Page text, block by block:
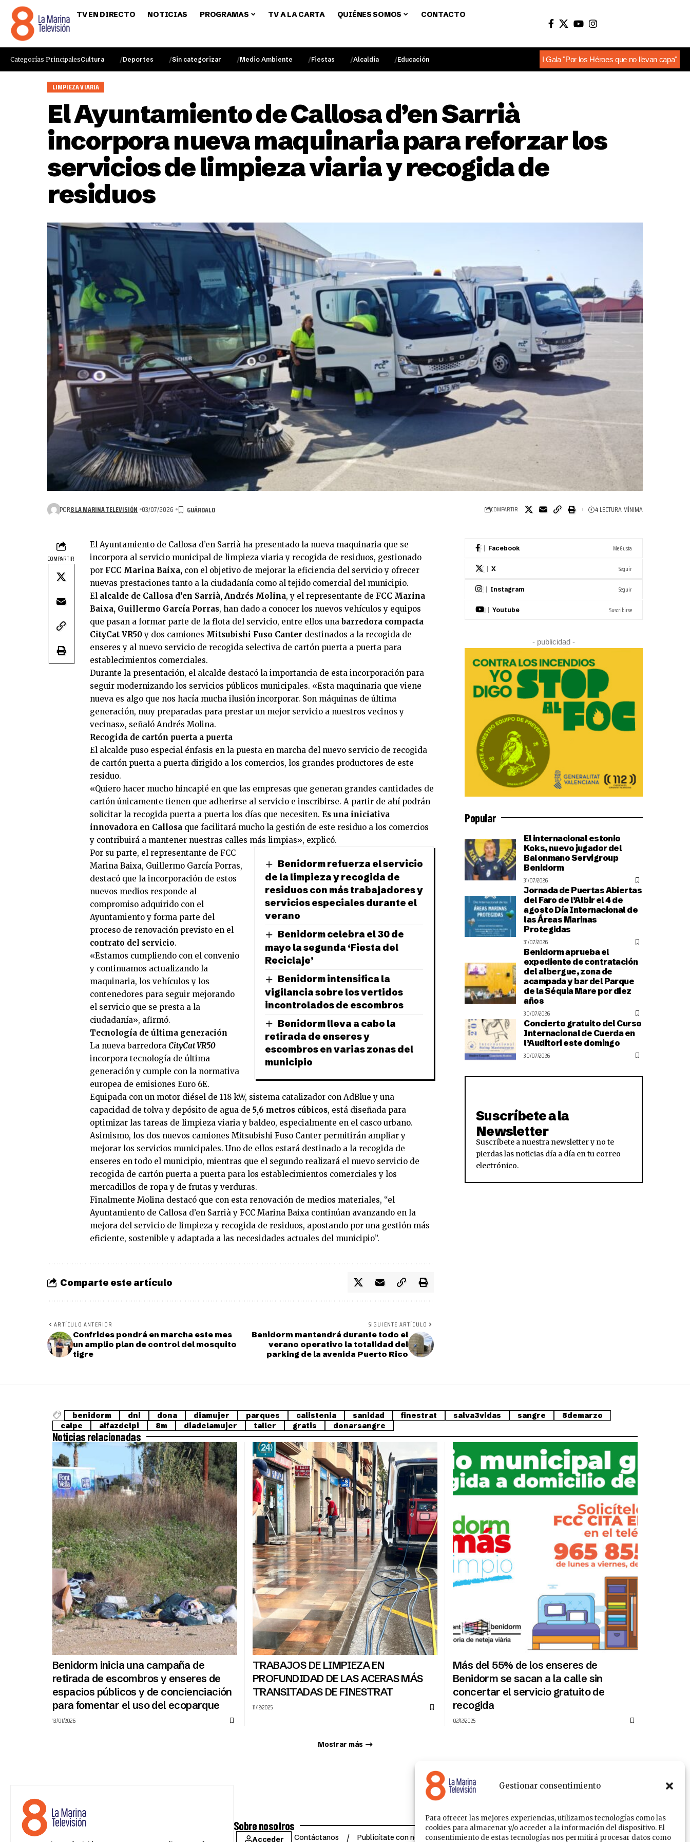
Gestionar consentimiento
Para ofrecer las mejores experiencias, utilizamos tecnologías como las
cookies para almacenar y/o acceder a la información del dispositivo. El
consentimiento de estas tecnologías nos permitirá procesar datos como
TV EN DIRECTO NOTICIAS PROGRAMAS TV A LA CARTA QUIÉNES SOMOS CONTACTO
Categorías PrincipalesCultura Deportes Sin categorizar Medio Ambiente Fiestas Alcaldia Educación I Gala "Por los Héroes que no llevan capa"
LIMPIEZA VIARIA
El Ayuntamiento de Callosa d’en Sarrià
incorpora nueva maquinaria para reforzar los
servicios de limpieza viaria y recogida de
residuos
POR8 LA MARINA TELEVISIÓN 03/07/2026 COMPARTIR 4 LECTURA MÍNIMA
COMPARTIR
El Ayuntamiento de Callosa d’en Sarrià ha presentado la nueva maquinaria que se
incorpora al servicio municipal de limpieza viaria y recogida de residuos, gestionado
por FCC Marina Baixa, con el objetivo de mejorar la eficiencia del servicio y ofrecer
nuevas prestaciones tanto a la ciudadanía como al tejido comercial del municipio.
El alcalde de Callosa d’en Sarrià, Andrés Molina, y el representante de FCC Marina
Baixa, Guillermo García Porras, han dado a conocer los nuevos vehículos y equipos
que pasan a formar parte de la flota del servicio, entre ellos una barredora compacta
CityCat VR50y dos camiones Mitsubishi Fuso Canter destinados a la recogida de
enseres y al nuevo servicio de recogida selectiva de cartón puerta a puerta para
establecimientos comerciales.
Durante la presentación, el alcalde destacó la importancia de esta incorporación para
seguir modernizando los servicios públicos municipales. «Esta maquinaria que viene
nueva es algo que nos hacía mucha ilusión incorporar. Son máquinas de última
generación, muy preparadas para prestar un mejor servicio a nuestros vecinos y
vecinas», señaló Andrés Molina.
Recogida de cartón puerta a puerta
El alcalde puso especial énfasis en la puesta en marcha del nuevo servicio de recogida
de cartón puerta a puerta dirigido a los comercios, los grandes productores de este
residuo.
«Quiero hacer mucho hincapié en que las empresas que generan grandes cantidades de
cartón únicamente tienen que adherirse al servicio e inscribirse. A partir de ahí podrán
solicitar la recogida puerta a puerta los días que necesiten. Es una iniciativa
innovadora en Callosa que facilitará mucho la gestión de este residuo a los comercios
y contribuirá a mantener nuestras calles más limpias», explicó.
Benidorm refuerza el servicio
de la limpieza y recogida de
residuos con más trabajadores y
servicios especiales durante el
verano
Benidorm celebra el 30 de
mayo la segunda ‘Fiesta del
Reciclaje’
Benidorm intensifica la
vigilancia sobre los vertidos
incontrolados de escombros
Benidorm lleva a cabo la
retirada de enseres y
escombros en varias zonas del
municipio
Por su parte, el representante de FCC
Marina Baixa, Guillermo García Porras,
destacó que la incorporación de estos
nuevos medios responde al
compromiso adquirido con el
Ayuntamiento y forma parte del
proceso de renovación previsto en el
contrato del servicio.
«Estamos cumpliendo con el convenio
y continuamos actualizando la
maquinaria, los vehículos y los
contenedores para seguir mejorando
el servicio que se presta a la
ciudadanía», afirmó.
Tecnología de última generación
La nueva barredora CityCat VR50
incorpora tecnología de última
generación y cumple con la normativa
europea de emisiones Euro 6E.
Equipada con un motor diésel de 118 kW, sistema catalizador con AdBlue y una
capacidad de tolva y depósito de agua de 5,6 metros cúbicos, está diseñada para
optimizar las tareas de limpieza viaria y baldeo, especialmente en el casco urbano.
Asimismo, los dos nuevos camiones Mitsubishi Fuso Canter permitirán ampliar y
mejorar los servicios municipales. Uno de ellos estará destinado a la recogida de
enseres en todo el municipio, mientras que el segundo realizará el nuevo servicio de
recogida de cartón puerta a puerta para los establecimientos comerciales y los
mercadillos de ropa y de frutas y verduras.
Finalmente Molina destacó que con esta renovación de medios materiales, “el
Ayuntamiento de Callosa d’en Sarrià y FCC Marina Baixa continúan avanzando en la
mejora del servicio de limpieza y recogida de residuos, apostando por una gestión más
eficiente, sostenible y adaptada a las necesidades actuales del municipio”.
Comparte este artículo
ARTÍCULO ANTERIOR
Confrides pondrá en marcha este mes
un amplio plan de control del mosquito
tigre
SIGUIENTE ARTÍCULO
Benidorm mantendrá durante todo el
verano operativo la totalidad del
parking de la avenida Puerto Rico
Facebook Me Gusta
X Seguir
Instagram Seguir
Youtube Suscribirse
- publicidad -
Popular
El internacional estonio
Koks, nuevo jugador del
Balonmano Servigroup
Benidorm
31/07/2026
Jornada de Puertas Abiertas
del Faro de l’Albir el 4 de
agosto Día Internacional de
las Áreas Marinas
Protegidas
31/07/2026
Benidorm aprueba el
expediente de contratación
del albergue, zona de
acampada y bar del Parque
de la Séquia Mare por diez
años
30/07/2026
Concierto gratuito del Curso
Internacional de Cuerda en
l’Auditori este domingo
30/07/2026
Suscríbete a la
Newsletter
Suscríbete a nuestra newsletter y no te
pierdas las noticias día a día en tu correo
electrónico.
benidorm dni dona diamujer parques calistenia sanidad finestrat salva3vidas sangre
8demarzo
calpe
alfazdelpi 8m diadelamujer taller gratis donarsangre
Noticias relacionadas
Benidorm inicia una campaña de
retirada de escombros y enseres de
espacios públicos y de concienciación
para fomentar el uso del ecoparque
13/01/2026
TRABAJOS DE LIMPIEZA EN
PROFUNDIDAD DE LAS ACERAS MÁS
TRANSITADAS DE FINESTRAT
11/12/2025
Más del 55% de los enseres de
Benidorm se sacan a la calle sin
concertar el servicio gratuito de
recogida
02/12/2025
Mostrar más
Sobre nosotros
Acceder Contáctanos Publicítate con nosotros Política de Privacidad Política de Cookies